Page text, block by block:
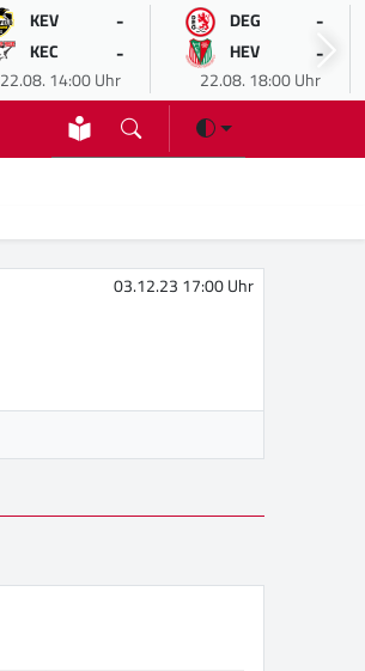
KEV -
KEC -
22.08. 14:00 Uhr
DEG -
HEV -
22.08. 18:00 Uhr
03.12.23 17:00 Uhr